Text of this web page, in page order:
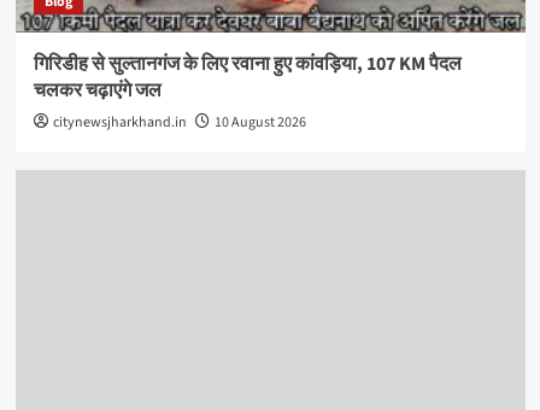
गिरिडीह से सुल्तानगंज के लिए रवाना हुए कांवड़िया, 107 KM पैदल
चलकर चढ़ाएंगे जल
citynewsjharkhand.in 10 August 2026